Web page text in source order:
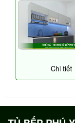
Chi tiết